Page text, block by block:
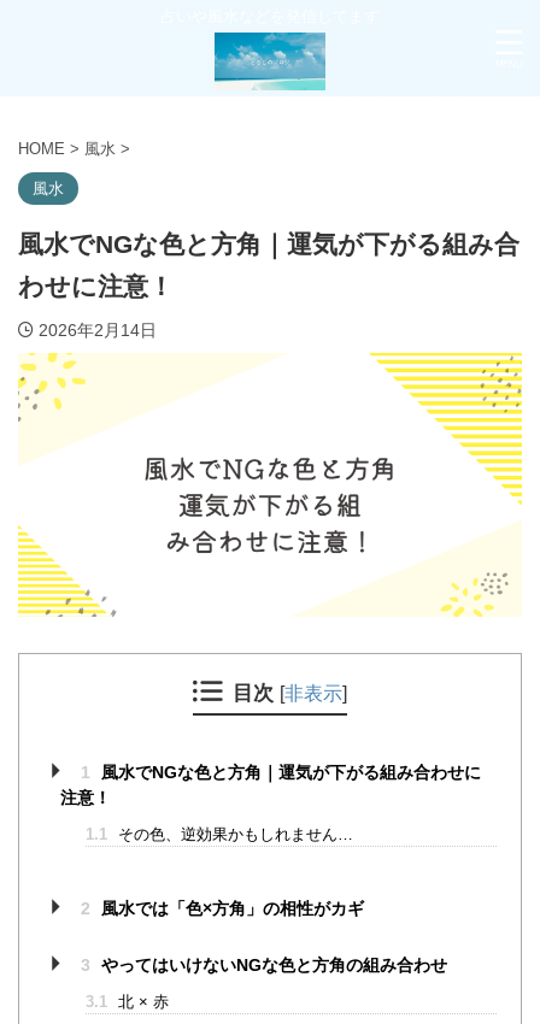
HOME > 風水 >
風水
風水でNGな色と方角｜運気が下がる組み合
わせに注意！
2026年2月14日
目次 [非表示]
1
風水でNGな色と方角｜運気が下がる組み合わせに
注意！
1.1 その色、逆効果かもしれません…
2 風水では「色×方角」の相性がカギ
3 やってはいけないNGな色と方角の組み合わせ
3.1 北 × 赤